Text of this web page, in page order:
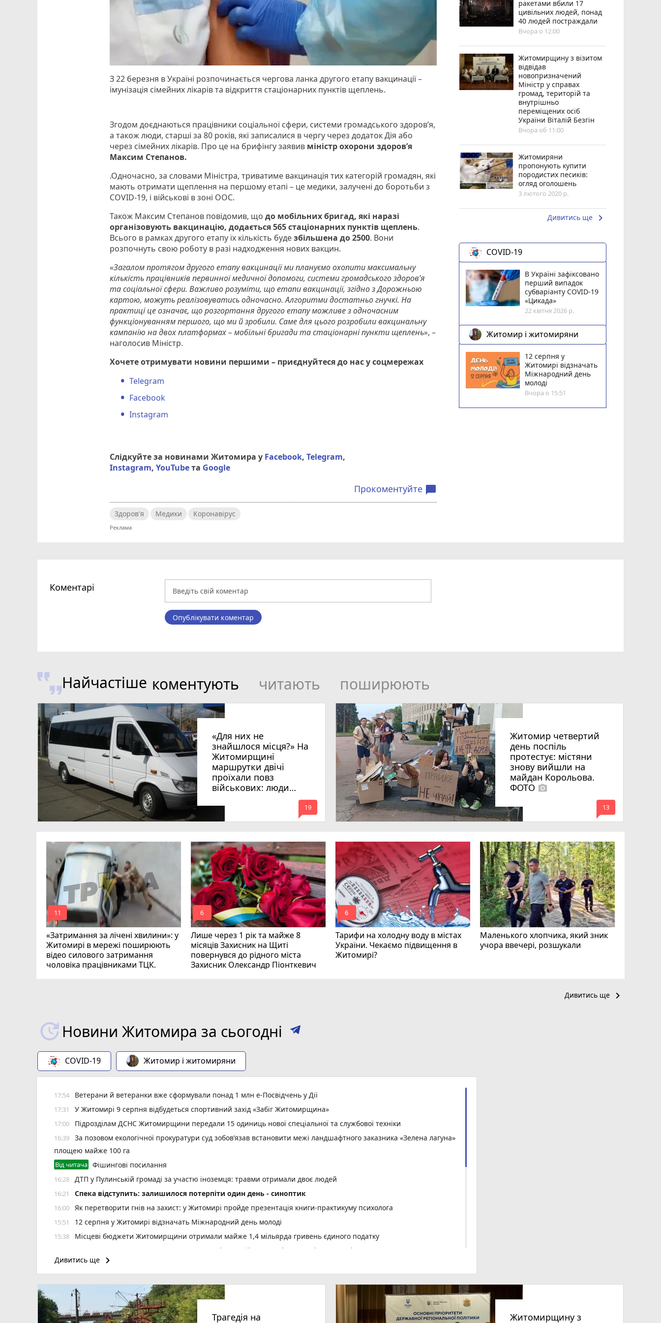
З 22 березня в Україні розпочинається чергова ланка другого етапу вакцинації –
імунізація сімейних лікарів та відкриття стаціонарних пунктів щеплень.
Згодом доєднаються працівники соціальної сфери, системи громадського здоров’я,
а також люди, старші за 80 років, які записалися в чергу через додаток Дія або
через сімейних лікарів. Про це на брифінгу заявив міністр охорони здоров’я
Максим Степанов.
.Одночасно, за словами Міністра, триватиме вакцинація тих категорій громадян, які
мають отримати щеплення на першому етапі – це медики, залучені до боротьби з
COVID-19, і військові в зоні ООС.
Також Максим Степанов повідомив, щодо мобільних бригад, які наразі
організовують вакцинацію, додається 565 стаціонарних пунктів щеплень.
Всього в рамках другого етапу їх кількість будезбільшена до 2500. Вони
розпочнуть свою роботу в разі надходження нових вакцин.
«Загалом протягом другого етапу вакцинації ми плануємо охопити максимальну
кількість працівників первинної медичної допомоги, системи громадського здоров’я
та соціальної сфери. Важливо розуміти, що етапи вакцинації, згідно з Дорожньою
картою, можуть реалізовуватись одночасно. Алгоритми достатньо гнучкі. На
практиці це означає, що розгортання другого етапу можливе з одночасним
функціонуванням першого, що ми й зробили. Саме для цього розробили вакцинальну
кампанію на двох платформах – мобільні бригади та стаціонарні пункти щеплень», –
наголосив Міністр.
Хочете отримувати новини першими – приєднуйтеся до нас у соцмережах
Telegram
Facebook
Instagram
Слідкуйте за новинами Житомира у Facebook,Telegram,
Instagram,YouTubeта Google
Прокоментуйте chat_bubble
Здоров'я Медики Коронавірус
ракетами вбили 17
цивільних людей, понад
40 людей постраждали
Вчора о 12:00
Житомирщину з візитом
відвідав
новопризначений
Міністр у справах
громад, територій та
внутрішньо
переміщених осіб
України Віталій Безгін
Вчора об 11:00
Житомиряни
пропонують купити
породистих песиків:
огляд оголошень
3 лютого 2020 р.
Дивитись ще keyboard_arrow_right
COVID-19
В Україні зафіксовано
перший випадок
субваріанту COVID-19
«Цикада»
22 квітня 2026 р.
Житомир і житомиряни
12 серпня у
Житомирі відзначать
Міжнародний день
молоді
Вчора о 15:51
Коментарі
Опублікувати коментар
Найчастіше коментують читають поширюють
«Для них не
знайшлося місця?» На
Житомирщині
маршрутки двічі
проїхали повз
військових: люди
вимагають покарати
винних
mode_comment
19
Житомир четвертий
день поспіль
протестує: містяни
знову вийшли на
майдан Корольова.
ФОТО photo_camera
mode_comment
13
«Затримання за лічені хвилини»: у
Житомирі в мережі поширюють
відео силового затримання
чоловіка працівниками ТЦК.
mode_comment
11
Лише через 1 рік та майже 8
місяців Захисник на Щиті
повернувся до рідного міста
Захисник Олександр Піонткевич
mode_comment
6
Тарифи на холодну воду в містах
України. Чекаємо підвищення в
Житомирі?
mode_comment
6
Маленького хлопчика, який зник
учора ввечері, розшукали
Дивитись ще keyboard_arrow_right
Новини Житомира за сьогодні
COVID-19 Житомир і житомиряни
17:54 Ветерани й ветеранки вже сформували понад 1 млн е-Посвідчень у Дії
17:31 У Житомирі 9 серпня відбудеться спортивний захід «Забіг Житомирщина»
17:00 Підрозділам ДСНС Житомирщини передали 15 одиниць нової спеціальної та службової техніки
16:39
За позовом екологічної прокуратури суд зобов’язав встановити межі ландшафтного заказника «Зелена лагуна»
площею майже 100 га
Від читача Фішингові посилання
16:28 ДТП у Пулинській громаді за участю іноземця: травми отримали двоє людей
16:21 Спека відступить: залишилося потерпіти один день - синоптик
16:00 Як перетворити гнів на захист: у Житомирі пройде презентація книги-практикуму психолога
15:51 12 серпня у Житомирі відзначать Міжнародний день молоді
15:38 Місцеві бюджети Житомирщини отримали майже 1,4 мільярда гривень єдиного податку
Спортсмени та тренери отримали грошові сертифікати за міжнародні спортивні перемоги
15:00 Житомирян запрошують долучитися до акції «Пиріг пам’яті»
Трагедія на залізничній платформі під Броварами: люди вийшли по тривозі зі складів
14:00 Досвід, що рятує життя: що має бути в тривожній валізці
Дивитись ще keyboard_arrow_right
Трагедія на
Житомирщину з